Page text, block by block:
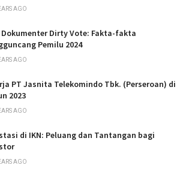
AGO
Dokumenter Dirty Vote: Fakta-fakta
Pemilu 2024
AGO
PT Jasnita Telekomindo Tbk. (Perseroan) di
2023
AGO
di IKN: Peluang dan Tantangan bagi
AGO